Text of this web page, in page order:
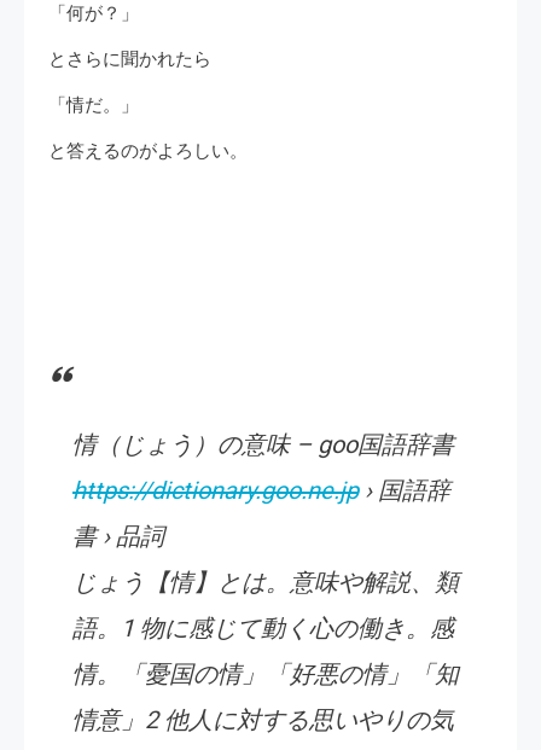
「何が？」
とさらに聞かれたら
「情だ。」
と答えるのがよろしい。
情（じょう）の意味 – goo国語辞書
https://dictionary.goo.ne.jp› 国語辞
書 › 品詞
じょう【情】とは。意味や解説、類
語。1 物に感じて動く心の働き。感
情。「憂国の情」「好悪の情」「知
情意」2 他人に対する思いやりの気